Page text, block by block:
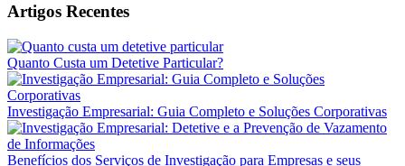
Artigos Recentes
Quanto Custa um Detetive Particular?
Investigação Empresarial: Guia Completo e Soluções Corporativas
Benefícios dos Serviços de Investigação para Empresas e seus